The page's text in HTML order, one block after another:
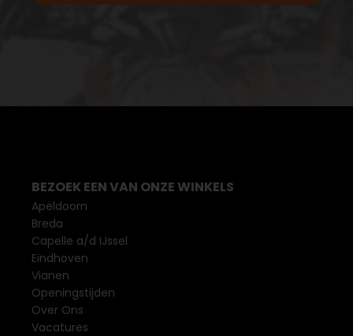
BEZOEK EEN VAN ONZE WINKELS
Apeldoorn
Breda
Capelle a/d IJssel
Eindhoven
Vianen
Openingstijden
Over Ons
Vacatures